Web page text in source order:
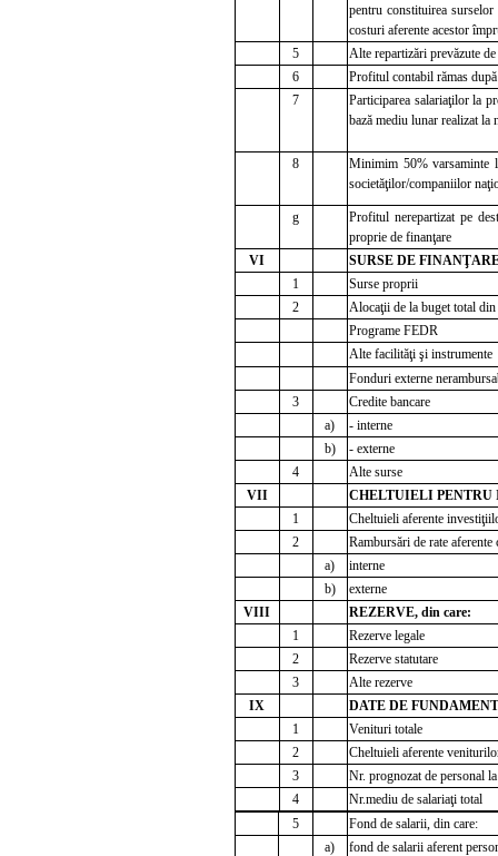
pentru constituirea
costuri aferente acestor
5
Alte repartizări prevăzute de
6
Profitul contabil rămas
7
Participarea salariaţilor la
bază mediu lunar realizat
8
Minimim 50% varsaminte
societăţilor/companiilor
g
Profitul nerepartizat pe
proprie de finanţare
VI
SURSE DE
1
Surse proprii
2
Alocaţii de la buget total din
Programe FEDR
Alte facilităţi şi instrumente
Fonduri externe
3
Credite bancare
a)
- interne
b)
- externe
4
Alte surse
VII
CHELTUIELI PENTRU
1
Cheltuieli aferente
2
Rambursări de rate
a)
interne
b)
externe
VIII
REZERVE, din care:
1
Rezerve legale
2
Rezerve statutare
3
Alte rezerve
IX
DATE DE
1
Venituri totale
2
Cheltuieli aferente
3
Nr. prognozat de personal
4
Nr.mediu de salariaţi total
5
Fond de salarii, din care:
a)
fond de salarii aferent